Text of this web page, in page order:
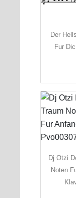
Der
Fur
Dj Otzi
Noten